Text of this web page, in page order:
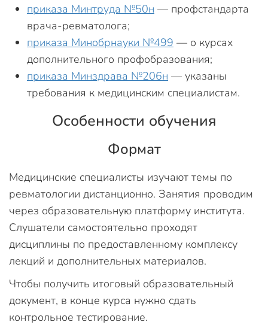
приказа Минтруда №50н — профстандарта
врача-ревматолога;
приказа Минобрнауки №499 — о курсах
дополнительного профобразования;
приказа Минздрава №206н — указаны
требования к медицинским специалистам.
Особенности обучения
Формат
Медицинские специалисты изучают темы по
ревматологии дистанционно. Занятия проводим
через образовательную платформу института.
Слушатели самостоятельно проходят
дисциплины по предоставленному комплексу
лекций и дополнительных материалов.
Чтобы получить итоговый образовательный
документ, в конце курса нужно сдать
контрольное тестирование.